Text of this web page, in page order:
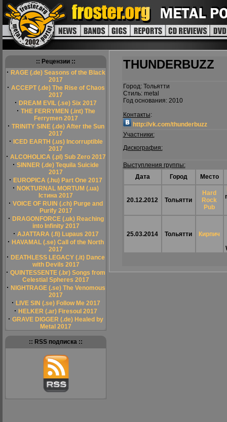
:: Рецензии ::
· RAGE (.de) Seasons of the Black
2017
· ACCEPT (.de) The Rise of Chaos
2017
· DREAM EVIL (.se) Six 2017
· THE FERRYMEN (.int) The
Ferrymen 2017
· TRINITY SINE (.de) After the Sun
2017
· ICED EARTH (.us) Incorruptible
2017
· ALCOHOLICA (.pl) Sub Zero 2017
· SINNER (.de) Tequila Suicide
2017
· EUROPICA (.hu) Part One 2017
· NOKTURNAL MORTUM (.ua)
Істина 2017
· VOICE OF RUIN (.ch) Purge and
Purify 2017
· DRAGONFORCE (.uk) Reaching
into Infinity 2017
· AJATTARA (.fi) Lupaus 2017
· HAVAMAL (.se) Call of the North
2017
· DEATHLESS LEGACY (.it) Dance
with Devils 2017
· QUINTESSENTE (.br) Songs from
Celestial Spheres 2017
· NIGHTRAGE (.se) The Venomous
2017
· LIVE SIN (.se) Follow Me 2017
· HELKER (.ar) Firesoul 2017
· GRAVE DIGGER (.de) Healed by
Metal 2017
:: RSS подписка ::
THUNDERBUZZ
Город: Тольятти
Стиль: metal
Год основания: 2010
Контакты:
http://vk.com/thunderbuzz
Участники:
Дискография:
Выступления группы:
Дата
Город Место
20.12.2012 Тольятти
Hard
Rock
Pub
25.03.2014 Тольятти
Кирпич